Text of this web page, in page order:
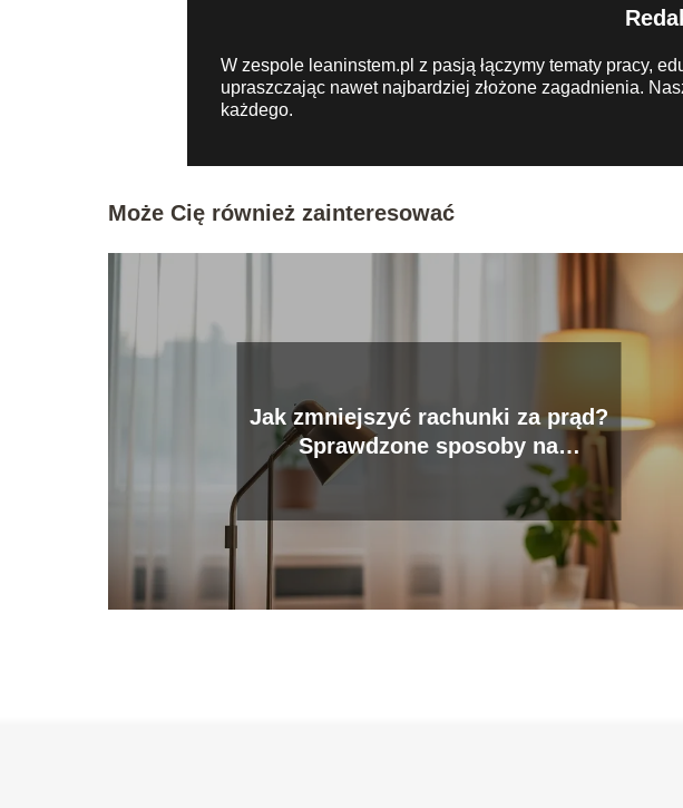
W zespole leaninstem.pl z pasją łączymy tematy pracy,
upraszczając nawet najbardziej złożone zagadnienia.
każdego.
Może Cię również zainteresować
Jak zmniejszyć rachunki za prąd?
Sprawdzone sposoby na